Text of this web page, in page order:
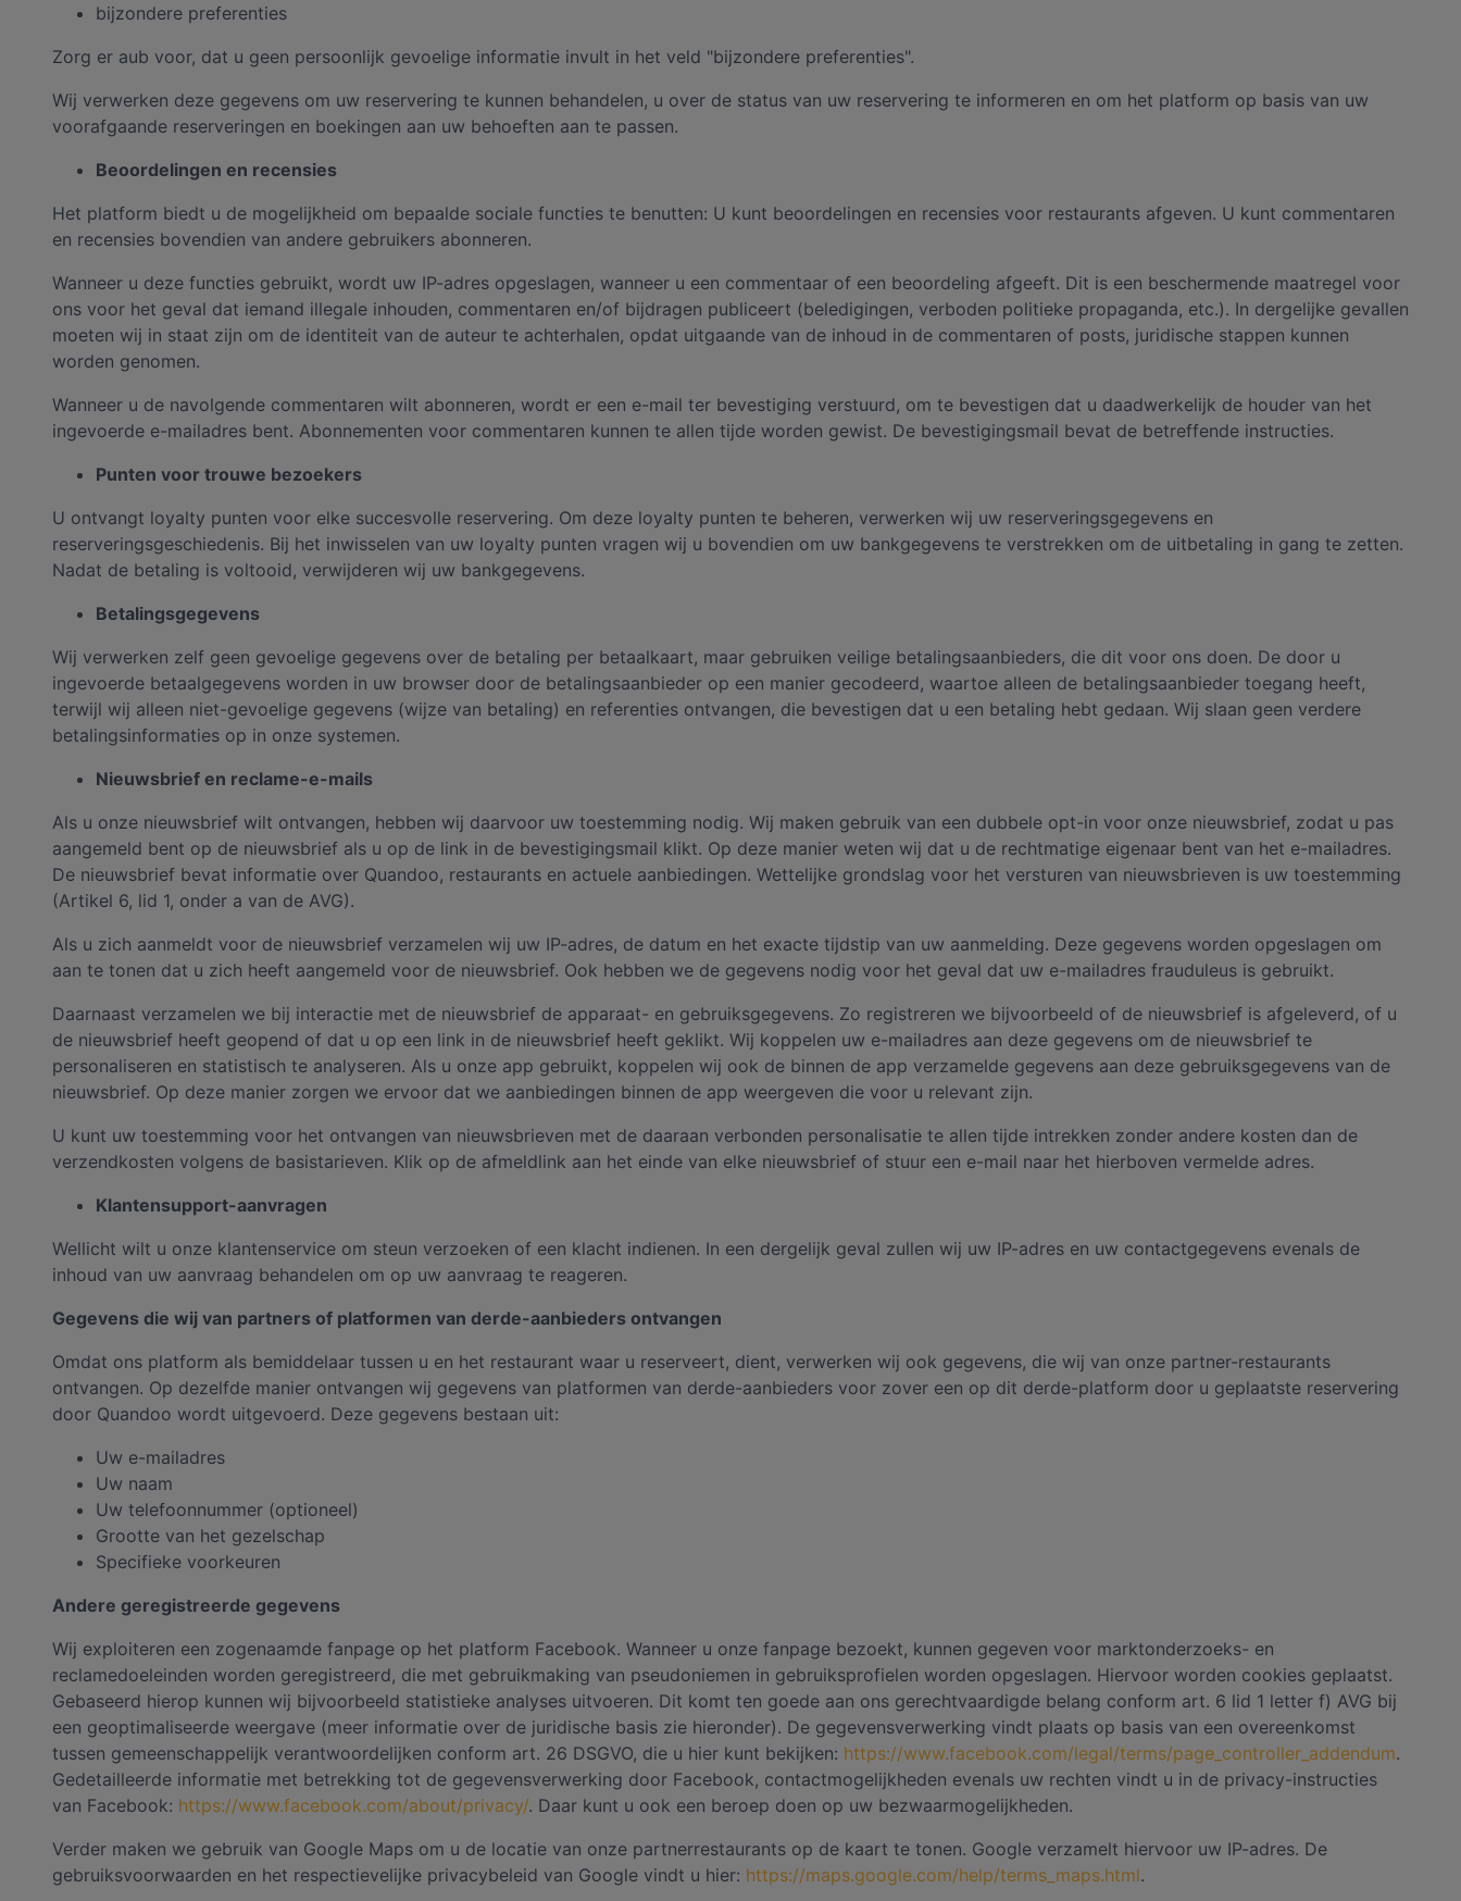
bijzondere preferenties
Zorg er aub voor, dat u geen persoonlijk gevoelige informatie invult in het veld "bijzondere preferenties".
Wij verwerken deze gegevens om uw reservering te kunnen behandelen, u over de status van uw reservering te informeren en om het platform op basis van uw
voorafgaande reserveringen en boekingen aan uw behoeften aan te passen.
Beoordelingen en recensies
Het platform biedt u de mogelijkheid om bepaalde sociale functies te benutten: U kunt beoordelingen en recensies voor restaurants afgeven. U kunt commentaren
en recensies bovendien van andere gebruikers abonneren.
Wanneer u deze functies gebruikt, wordt uw IP-adres opgeslagen, wanneer u een commentaar of een beoordeling afgeeft. Dit is een beschermende maatregel voor
ons voor het geval dat iemand illegale inhouden, commentaren en/of bijdragen publiceert (beledigingen, verboden politieke propaganda, etc.). In dergelijke gevallen
moeten wij in staat zijn om de identiteit van de auteur te achterhalen, opdat uitgaande van de inhoud in de commentaren of posts, juridische stappen kunnen
worden genomen.
Wanneer u de navolgende commentaren wilt abonneren, wordt er een e-mail ter bevestiging verstuurd, om te bevestigen dat u daadwerkelijk de houder van het
ingevoerde e-mailadres bent. Abonnementen voor commentaren kunnen te allen tijde worden gewist. De bevestigingsmail bevat de betreffende instructies.
Punten voor trouwe bezoekers
U ontvangt loyalty punten voor elke succesvolle reservering. Om deze loyalty punten te beheren, verwerken wij uw reserveringsgegevens en
reserveringsgeschiedenis. Bij het inwisselen van uw loyalty punten vragen wij u bovendien om uw bankgegevens te verstrekken om de uitbetaling in gang te zetten.
Nadat de betaling is voltooid, verwijderen wij uw bankgegevens.
Betalingsgegevens
Wij verwerken zelf geen gevoelige gegevens over de betaling per betaalkaart, maar gebruiken veilige betalingsaanbieders, die dit voor ons doen. De door u
ingevoerde betaalgegevens worden in uw browser door de betalingsaanbieder op een manier gecodeerd, waartoe alleen de betalingsaanbieder toegang heeft,
terwijl wij alleen niet-gevoelige gegevens (wijze van betaling) en referenties ontvangen, die bevestigen dat u een betaling hebt gedaan. Wij slaan geen verdere
betalingsinformaties op in onze systemen.
Nieuwsbrief en reclame-e-mails
Als u onze nieuwsbrief wilt ontvangen, hebben wij daarvoor uw toestemming nodig. Wij maken gebruik van een dubbele opt-in voor onze nieuwsbrief, zodat u pas
aangemeld bent op de nieuwsbrief als u op de link in de bevestigingsmail klikt. Op deze manier weten wij dat u de rechtmatige eigenaar bent van het e-mailadres.
De nieuwsbrief bevat informatie over Quandoo, restaurants en actuele aanbiedingen. Wettelijke grondslag voor het versturen van nieuwsbrieven is uw toestemming
(Artikel 6, lid 1, onder a van de AVG).
Als u zich aanmeldt voor de nieuwsbrief verzamelen wij uw IP-adres, de datum en het exacte tijdstip van uw aanmelding. Deze gegevens worden opgeslagen om
aan te tonen dat u zich heeft aangemeld voor de nieuwsbrief. Ook hebben we de gegevens nodig voor het geval dat uw e-mailadres frauduleus is gebruikt.
Daarnaast verzamelen we bij interactie met de nieuwsbrief de apparaat- en gebruiksgegevens. Zo registreren we bijvoorbeeld of de nieuwsbrief is afgeleverd, of u
de nieuwsbrief heeft geopend of dat u op een link in de nieuwsbrief heeft geklikt. Wij koppelen uw e-mailadres aan deze gegevens om de nieuwsbrief te
personaliseren en statistisch te analyseren. Als u onze app gebruikt, koppelen wij ook de binnen de app verzamelde gegevens aan deze gebruiksgegevens van de
nieuwsbrief. Op deze manier zorgen we ervoor dat we aanbiedingen binnen de app weergeven die voor u relevant zijn.
U kunt uw toestemming voor het ontvangen van nieuwsbrieven met de daaraan verbonden personalisatie te allen tijde intrekken zonder andere kosten dan de
verzendkosten volgens de basistarieven. Klik op de afmeldlink aan het einde van elke nieuwsbrief of stuur een e-mail naar het hierboven vermelde adres.
Klantensupport-aanvragen
Wellicht wilt u onze klantenservice om steun verzoeken of een klacht indienen. In een dergelijk geval zullen wij uw IP-adres en uw contactgegevens evenals de
inhoud van uw aanvraag behandelen om op uw aanvraag te reageren.
Gegevens die wij van partners of platformen van derde-aanbieders ontvangen
Omdat ons platform als bemiddelaar tussen u en het restaurant waar u reserveert, dient, verwerken wij ook gegevens, die wij van onze partner-restaurants
ontvangen. Op dezelfde manier ontvangen wij gegevens van platformen van derde-aanbieders voor zover een op dit derde-platform door u geplaatste reservering
door Quandoo wordt uitgevoerd. Deze gegevens bestaan uit:
Uw e-mailadres
Uw naam
Uw telefoonnummer (optioneel)
Grootte van het gezelschap
Specifieke voorkeuren
Andere geregistreerde gegevens
Wij exploiteren een zogenaamde fanpage op het platform Facebook. Wanneer u onze fanpage bezoekt, kunnen gegeven voor marktonderzoeks- en
reclamedoeleinden worden geregistreerd, die met gebruikmaking van pseudoniemen in gebruiksprofielen worden opgeslagen. Hiervoor worden cookies geplaatst.
Gebaseerd hierop kunnen wij bijvoorbeeld statistieke analyses uitvoeren. Dit komt ten goede aan ons gerechtvaardigde belang conform art. 6 lid 1 letter f) AVG bij
een geoptimaliseerde weergave (meer informatie over de juridische basis zie hieronder). De gegevensverwerking vindt plaats op basis van een overeenkomst
tussen gemeenschappelijk verantwoordelijken conform art. 26 DSGVO, die u hier kunt bekijken: https://www.facebook.com/legal/terms/page_controller_addendum.
Gedetailleerde informatie met betrekking tot de gegevensverwerking door Facebook, contactmogelijkheden evenals uw rechten vindt u in de privacy-instructies
van Facebook: https://www.facebook.com/about/privacy/. Daar kunt u ook een beroep doen op uw bezwaarmogelijkheden.
Verder maken we gebruik van Google Maps om u de locatie van onze partnerrestaurants op de kaart te tonen. Google verzamelt hiervoor uw IP-adres. De
gebruiksvoorwaarden en het respectievelijke privacybeleid van Google vindt u hier: https://maps.google.com/help/terms_maps.html.